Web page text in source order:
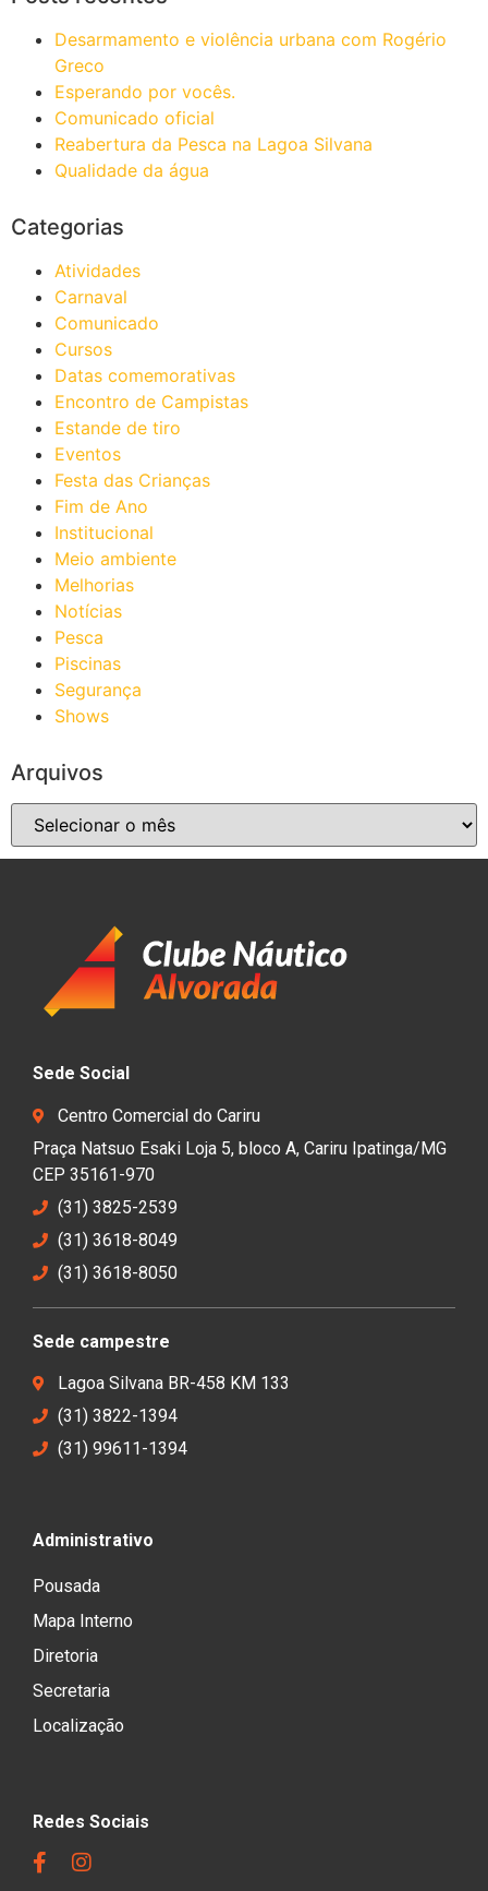
Desarmamento e violência urbana com Rogério
Greco
Esperando por vocês.
Comunicado oficial
Reabertura da Pesca na Lagoa Silvana
Qualidade da água
Categorias
Atividades
Carnaval
Comunicado
Cursos
Datas comemorativas
Encontro de Campistas
Estande de tiro
Eventos
Festa das Crianças
Fim de Ano
Institucional
Meio ambiente
Melhorias
Notícias
Pesca
Piscinas
Segurança
Shows
Arquivos
Sede Social
Centro Comercial do Cariru
Praça Natsuo Esaki Loja 5, bloco A, Cariru Ipatinga/MG
CEP 35161-970
(31) 3825-2539
(31) 3618-8049
(31) 3618-8050
Sede campestre
Lagoa Silvana BR-458 KM 133
(31) 3822-1394
(31) 99611-1394
Administrativo
Pousada
Mapa Interno
Diretoria
Secretaria
Localização
Redes Sociais